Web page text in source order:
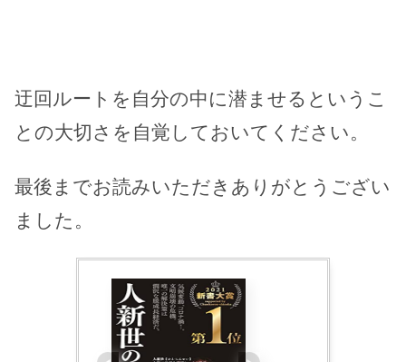
迂回ルートを自分の中に潜ませるというこ
との大切さを自覚しておいてください。
最後までお読みいただきありがとうござい
ました。